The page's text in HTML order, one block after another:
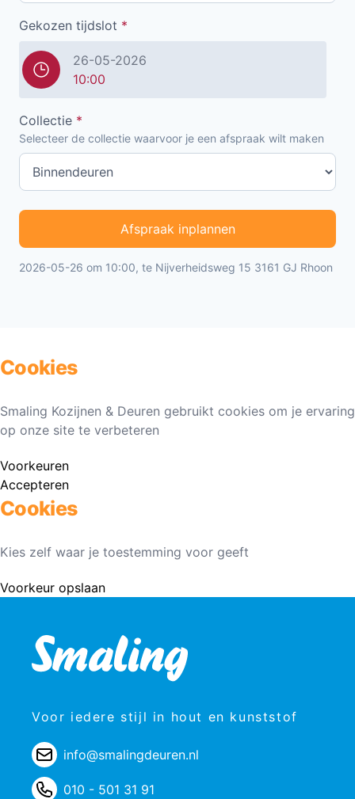
Gekozen tijdslot *
26-05-2026
10:00
Collectie *
Selecteer de collectie waarvoor je een afspraak wilt maken
Afspraak inplannen
2026-05-26 om 10:00, te Nijverheidsweg 15 3161 GJ Rhoon
Cookies
Smaling Kozijnen & Deuren gebruikt cookies om je ervaring
op onze site te verbeteren
Voorkeuren
Accepteren
Cookies
Kies zelf waar je toestemming voor geeft
Voorkeur opslaan
Voor iedere stijl in hout en kunststof
info@smalingdeuren.nl
010 - 501 31 91